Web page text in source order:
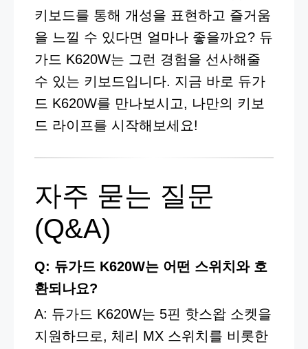
키보드를 통해 개성을 표현하고 즐거움
을 느낄 수 있다면 얼마나 좋을까요? 듀
가드 K620W는 그런 경험을 선사해줄
수 있는 키보드입니다. 지금 바로 듀가
드 K620W를 만나보시고, 나만의 키보
드 라이프를 시작해보세요!
자주 묻는 질문
(Q&A)
Q: 듀가드 K620W는 어떤 스위치와 호
환되나요?
A: 듀가드 K620W는 5핀 핫스왑 소켓을
지원하므로, 체리 MX 스위치를 비롯한